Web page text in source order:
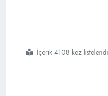
#nurettin
#soyerİçerik 4108 kez listelendi